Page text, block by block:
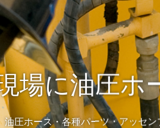
場に油圧ホ
油圧ホース・各種パーツ・アッセ